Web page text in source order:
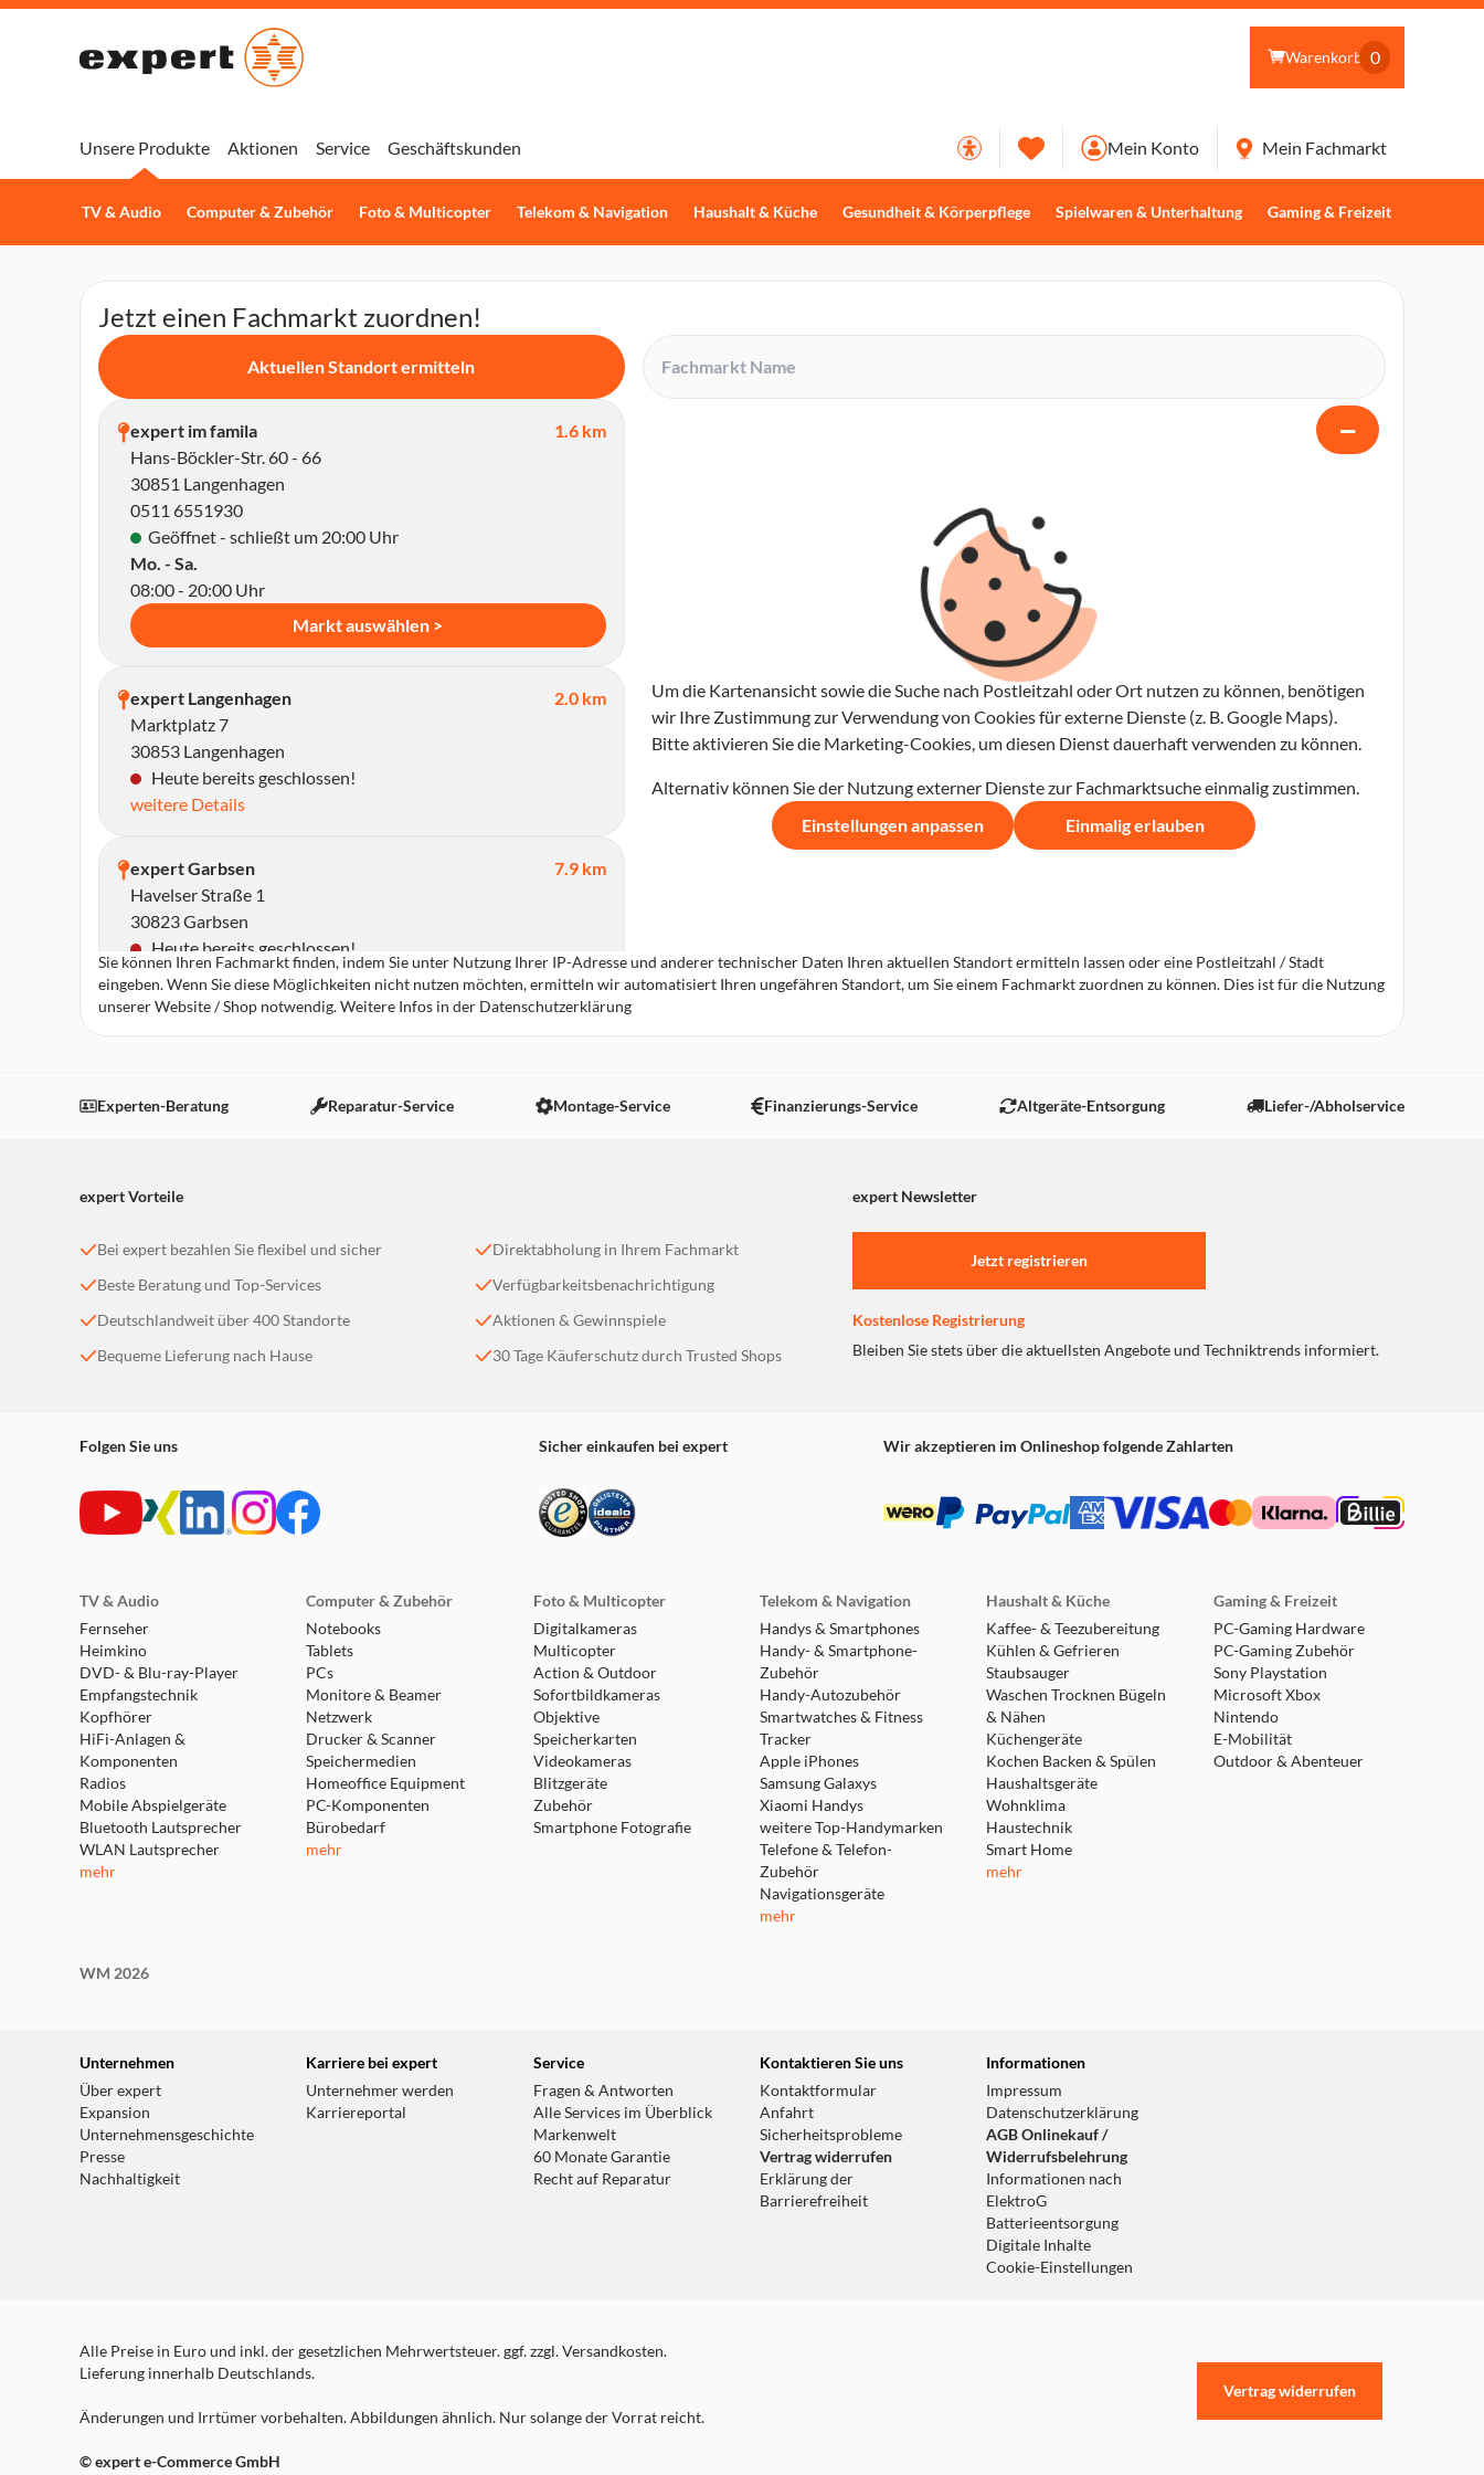
Warenkorb 0
Unsere Produkte
TV & Audio Computer & Zubehör Foto & Multicopter Telekom & Navigation Haushalt & Küche Gesundheit & Körperpflege Spielwaren & Unterhaltung Gaming & Freizeit
Aktionen Service Geschäftskunden Mein Konto Mein Fachmarkt
Jetzt einen Fachmarkt zuordnen!
Aktuellen Standort ermitteln
expert im famila
1.6 km
Hans-Böckler-Str. 60 - 66
30851 Langenhagen
0511 6551930
Geöffnet - schließt um 20:00 Uhr
Mo. - Sa.
08:00 - 20:00 Uhr
Markt auswählen >
expert Langenhagen
2.0 km
Marktplatz 7
30853 Langenhagen
Heute bereits geschlossen!
weitere Details
expert Garbsen
7.9 km
Havelser Straße 1
30823 Garbsen
Heute bereits geschlossen!
weitere Details
expert Laatzen
16.7 km
Heute bereits geschlossen!
expert Neustadt
31535 Neustadt a. Rbge.
Heute bereits geschlossen!
weitere Details
Heute bereits geschlossen!
31303 Burgdorf
Heute bereits geschlossen!
weitere Details
expert Lehrte
19.8 km
Parkstraße 30
31275 Lehrte
Heute bereits geschlossen!
weitere Details
Heute bereits geschlossen!
expert Celle
33.7 km
Zur Hasselklink 3-5
29229 Celle
Heute bereits geschlossen!
−
Um die Kartenansicht sowie die Suche nach Postleitzahl oder Ort nutzen zu können, benötigen
wir Ihre Zustimmung zur Verwendung von Cookies für externe Dienste (z. B. Google Maps).
Bitte aktivieren Sie die Marketing-Cookies, um diesen Dienst dauerhaft verwenden zu können.
Alternativ können Sie der Nutzung externer Dienste zur Fachmarktsuche einmalig zustimmen.
Einstellungen anpassen
Einmalig erlauben
Sie können Ihren Fachmarkt finden, indem Sie unter Nutzung Ihrer IP-Adresse und anderer technischer Daten Ihren aktuellen Standort ermitteln lassen oder eine Postleitzahl / Stadt
eingeben. Wenn Sie diese Möglichkeiten nicht nutzen möchten, ermitteln wir automatisiert Ihren ungefähren Standort, um Sie einem Fachmarkt zuordnen zu können. Dies ist für die Nutzung
unserer Website / Shop notwendig. Weitere Infos in der Datenschutzerklärung
Experten-Beratung Reparatur-Service Montage-Service Finanzierungs-Service Altgeräte-Entsorgung Liefer-/Abholservice
expert Vorteile expert Newsletter
Bei expert bezahlen Sie flexibel und sicher
Beste Beratung und Top-Services
Deutschlandweit über 400 Standorte
Bequeme Lieferung nach Hause
Direktabholung in Ihrem Fachmarkt
Verfügbarkeitsbenachrichtigung
Aktionen & Gewinnspiele
30 Tage Käuferschutz durch Trusted Shops
Jetzt registrieren
Kostenlose Registrierung
Bleiben Sie stets über die aktuellsten Angebote und Techniktrends informiert.
Folgen Sie uns Sicher einkaufen bei expert Wir akzeptieren im Onlineshop folgende Zahlarten
TV & Audio
Fernseher
Heimkino
DVD- & Blu-ray-Player
Empfangstechnik
Kopfhörer
HiFi-Anlagen &
Komponenten
Radios
Mobile Abspielgeräte
Bluetooth Lautsprecher
WLAN Lautsprecher
mehr
Computer & Zubehör
Notebooks
Tablets
PCs
Monitore & Beamer
Netzwerk
Drucker & Scanner
Speichermedien
Homeoffice Equipment
PC-Komponenten
Bürobedarf
mehr
Foto & Multicopter
Digitalkameras
Multicopter
Action & Outdoor
Sofortbildkameras
Objektive
Speicherkarten
Videokameras
Blitzgeräte
Zubehör
Smartphone Fotografie
Telekom & Navigation
Handys & Smartphones
Handy- & Smartphone-
Zubehör
Handy-Autozubehör
Smartwatches & Fitness
Tracker
Apple iPhones
Samsung Galaxys
Xiaomi Handys
weitere Top-Handymarken
Telefone & Telefon-
Zubehör
Navigationsgeräte
mehr
Haushalt & Küche
Kaffee- & Teezubereitung
Kühlen & Gefrieren
Staubsauger
Waschen Trocknen Bügeln
& Nähen
Küchengeräte
Kochen Backen & Spülen
Haushaltsgeräte
Wohnklima
Haustechnik
Smart Home
mehr
Gaming & Freizeit
PC-Gaming Hardware
PC-Gaming Zubehör
Sony Playstation
Microsoft Xbox
Nintendo
E-Mobilität
Outdoor & Abenteuer
WM 2026
Unternehmen
Über expert
Expansion
Unternehmensgeschichte
Presse
Nachhaltigkeit
Karriere bei expert
Unternehmer werden
Karriereportal
Service
Fragen & Antworten
Alle Services im Überblick
Markenwelt
60 Monate Garantie
Recht auf Reparatur
Kontaktieren Sie uns
Kontaktformular
Anfahrt
Sicherheitsprobleme
Vertrag widerrufen
Erklärung der
Barrierefreiheit
Informationen
Impressum
Datenschutzerklärung
AGB Onlinekauf /
Widerrufsbelehrung
Informationen nach
ElektroG
Batterieentsorgung
Digitale Inhalte
Cookie-Einstellungen
Alle Preise in Euro und inkl. der gesetzlichen Mehrwertsteuer. ggf. zzgl. Versandkosten.
Lieferung innerhalb Deutschlands.
Änderungen und Irrtümer vorbehalten. Abbildungen ähnlich. Nur solange der Vorrat reicht.
© expert e-Commerce GmbH
Vertrag widerrufen